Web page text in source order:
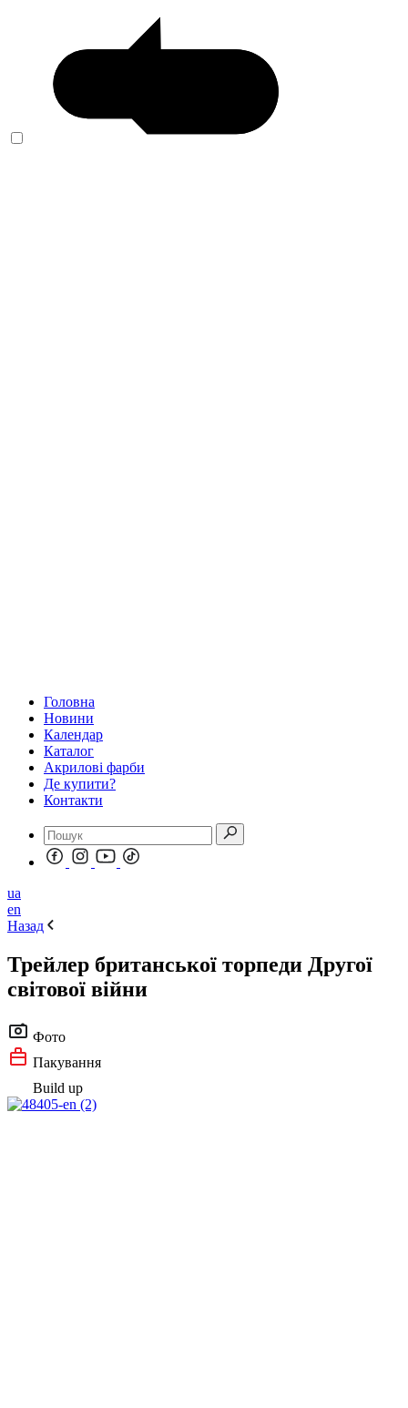
Головна
Новини
Календар
Каталог
Акрилові фарби
Де купити?
Контакти
ua
en
Назад
Трейлер британської торпеди Другої
світової війни
Фото
Пакування
Build up